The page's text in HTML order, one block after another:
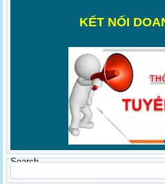
KẾT NỐI
Search